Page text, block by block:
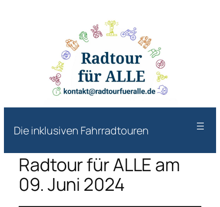
Die inklusiven Fahrradtouren
Radtour für ALLE am
09. Juni 2024